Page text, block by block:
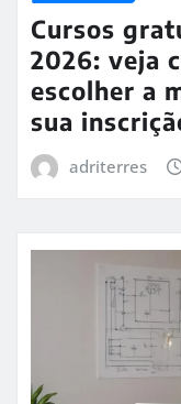
Cursos
2026: veja
escolher a
sua
adriterres